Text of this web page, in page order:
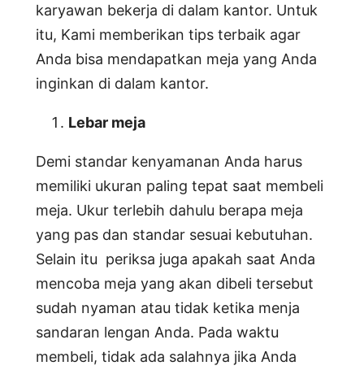
karyawan bekerja di dalam kantor. Untuk
itu, Kami memberikan tips terbaik agar
Anda bisa mendapatkan meja yang Anda
inginkan di dalam kantor.
Lebar meja
Demi standar kenyamanan Anda harus
memiliki ukuran paling tepat saat membeli
meja. Ukur terlebih dahulu berapa meja
yang pas dan standar sesuai kebutuhan.
Selain itu periksa juga apakah saat Anda
mencoba meja yang akan dibeli tersebut
sudah nyaman atau tidak ketika menja
sandaran lengan Anda. Pada waktu
membeli, tidak ada salahnya jika Anda